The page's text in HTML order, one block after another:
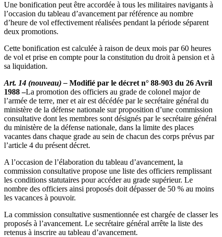
Une bonification peut être accordée à tous les militaires navigants à
l’occasion du tableau d’avancement par référence au nombre
d’heure de vol effectivement réalisées pendant la période séparent
deux promotions.
Cette bonification est calculée à raison de deux mois par 60 heures
de vol et prise en compte pour la constitution du droit à pension et à
sa liquidation.
Art. 14 (nouveau) – Modifié par le décret n° 88-903 du 26 Avril
1988 –La promotion des officiers au grade de colonel major de
l’armée de terre, mer et air est décédée par le secrétaire général du
ministère de la défense nationale sur proposition d’une commission
consultative dont les membres sont désignés par le secrétaire général
du ministère de la défense nationale, dans la limite des places
vacantes dans chaque grade au sein de chacun des corps prévus par
l’article 4 du présent décret.
A l’occasion de l’élaboration du tableau d’avancement, la
commission consultative propose une liste des officiers remplissant
les conditions statutaires pour accéder au grade supérieur. Le
nombre des officiers ainsi proposés doit dépasser de 50 % au moins
les vacances à pouvoir.
La commission consultative susmentionnée est chargée de classer les
proposés à l’avancement. Le secrétaire général arrête la liste des
retenus à inscrire au tableau d’avancement.